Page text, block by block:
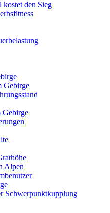
den Sieg
Gebirge
Gebirge
Alpen
Schwerpunktkupplung